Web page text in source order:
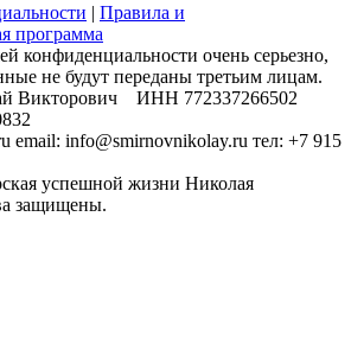
| Правила и
программа
конфиденциальности очень серьезно,
не будут переданы третьим лицам.
Викторович ИНН 772337266502
email: info@smirnovnikolay.ru тел: +7 915
успешной жизни Николая
защищены.